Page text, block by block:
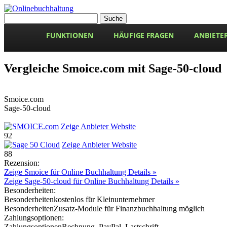
FUNKTIONEN HÄUFIGE FRAGEN
Vergleiche Smoice.com mit Sage-50-cloud
Smoice.com
Sage-50-cloud
Zeige Anbieter Website
92
Zeige Anbieter Website
88
Rezension:
Zeige Smoice für Online Buchhaltung Details »
Zeige Sage-50-cloud für Online Buchhaltung Details »
Besonderheiten:
Besonderheitenkostenlos für Kleinunternehmer
BesonderheitenZusatz-Module für Finanzbuchhaltung möglich
Zahlungsoptionen: